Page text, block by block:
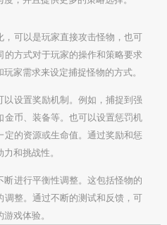
可以是玩家直接攻击怪物，也可
方式对于玩家的操作和策略要求
家需求来设定捕捉怪物的方式。
以设置奖励机制。例如，捕捉到强
币、装备等。也可以设置惩罚机
的资源或生命值。通过奖励和惩
和挑战性。
进行平衡性调整。这包括怪物的
调整。通过不断的测试和反馈，可
戏体验。